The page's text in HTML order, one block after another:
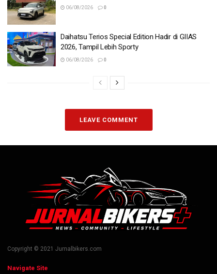
06/08/2026 0
Daihatsu Terios Special Edition Hadir di GIIAS
2026, Tampil Lebih Sporty
06/08/2026 0
LEAVE COMMENT
Copyright © 2021 Jurnalbikers.com
Navigate Site